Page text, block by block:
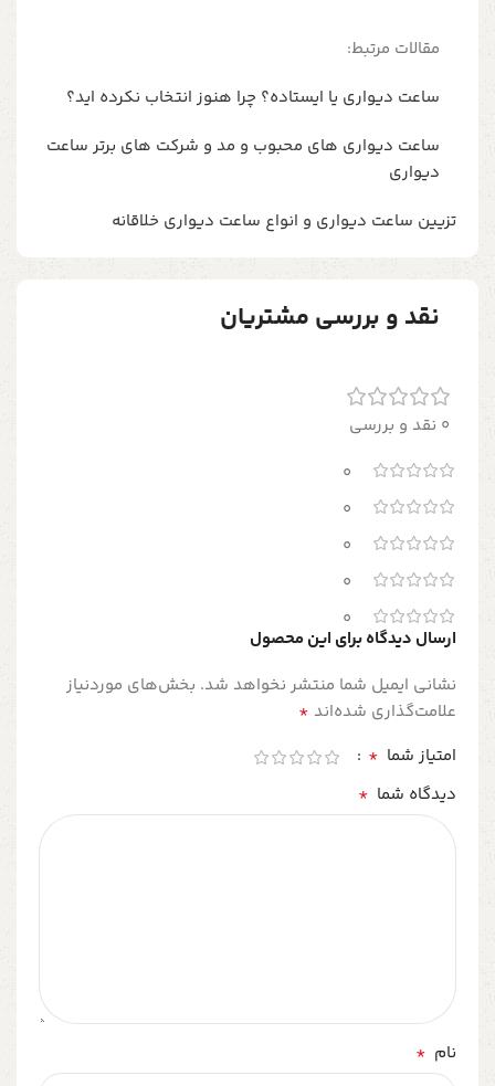
مقالات مرتبط:
ساعت دیواری یا ایستاده؟ چرا هنوز انتخاب نکرده اید؟
ساعت دیواری های محبوب و مد و شرکت های برتر ساعت
دیواری
تزیین ساعت دیواری و انواع ساعت دیواری خلاقانه
نقد و بررسی مشتریان
0 نقد و بررسی
0
0
0
0
0
ارسال دیدگاه برای این محصول
نشانی ایمیل شما منتشر نخواهد شد. بخش‌های موردنیاز
علامت‌گذاری شده‌اند *
امتیاز شما *
دیدگاه شما *
نام *